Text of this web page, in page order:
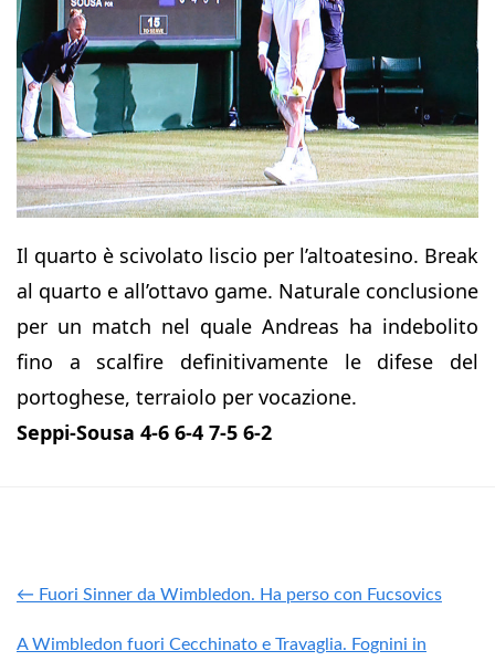
Il quarto è scivolato liscio per l’altoatesino. Break
al quarto e all’ottavo game. Naturale conclusione
per un match nel quale Andreas ha indebolito
fino a scalfire definitivamente le difese del
portoghese, terraiolo per vocazione.
Seppi-Sousa 4-6 6-4 7-5 6-2
← Fuori Sinner da Wimbledon. Ha perso con Fucsovics
A Wimbledon fuori Cecchinato e Travaglia. Fognini in